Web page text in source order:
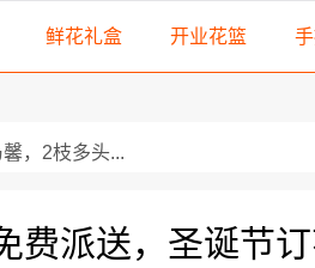
鲜花礼盒 开业花篮
，2枝多头...
，搭配尤...
费派送，圣诞节